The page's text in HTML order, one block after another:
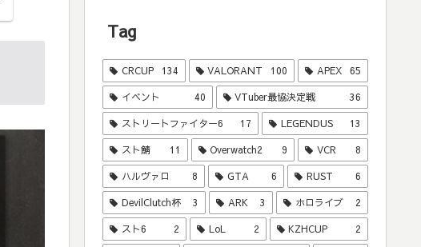
Tag
CRCUP 134 VALORANT 100 APEX 65
イベント 40 VTuber最協決定戦 36
ストリートファイター6 17 LEGENDUS 13
スト鯖 11 Overwatch2 9 VCR 8
ハルヴァロ 8 GTA 6 RUST 6
DevilClutch杯 3 ARK 3 ホロライブ 2
スト6 2 LoL 2 KZHCUP 2